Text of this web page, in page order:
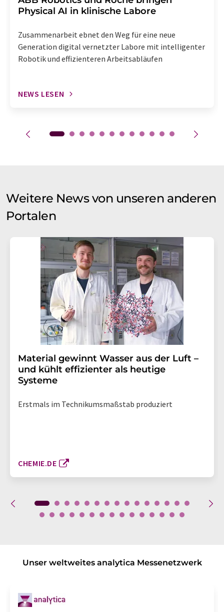
Physical AI in klinische Labore
Zusammenarbeit ebnet den Weg für eine neue
Generation digital vernetzter Labore mit intelligenter
Robotik und effizienteren Arbeitsabläufen
NEWS LESEN
Weitere News von unseren anderen
Portalen
Material gewinnt Wasser aus der Luft –
und kühlt effizienter als heutige
Systeme
Erstmals im Technikumsmaßstab produziert
CHEMIE.DE
Unser weltweites analytica Messenetzwerk